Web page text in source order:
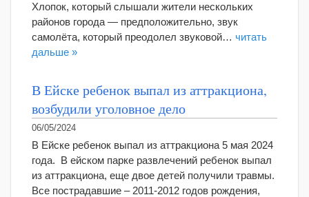
Хлопок, который слышали жители нескольких
районов города — предположительно, звук
самолёта, который преодолел звуковой… читать
дальше »
В Ейске ребенок выпал из аттракциона,
возбудили уголовное дело
06/05/2024
В Ейске ребенок выпал из аттракциона 5 мая 2024
года. В ейском парке развлечений ребенок выпал
из аттракциона, еще двое детей получили травмы.
Все пострадавшие – 2011-2012 годов рождения,